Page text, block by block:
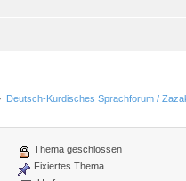
Deutsch-Kurdisches Sprachforum /
Thema geschlossen
Fixiertes Thema